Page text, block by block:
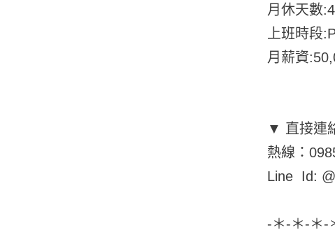
月休天數
上班時段
月薪資
▼ 直接連
熱線：
Line Id:
-＊-＊-＊-